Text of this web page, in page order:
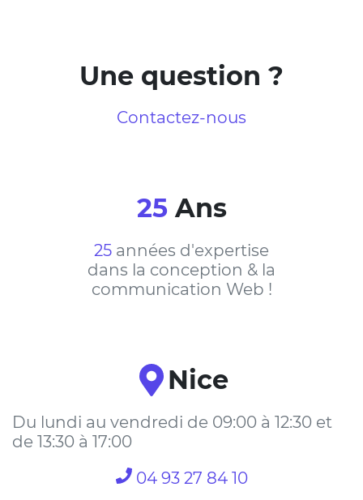
Une question ?
Contactez-nous
25Ans
25 années d'expertise
dans la conception & la
communication Web !
Nice
Du lundi au vendredi de 09:00 à 12:30 et
de 13:30 à 17:00
04 93 27 84 10